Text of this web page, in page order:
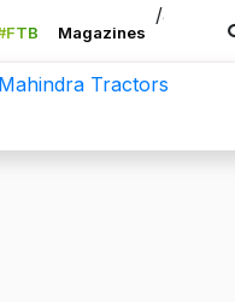
Magazines
/a>